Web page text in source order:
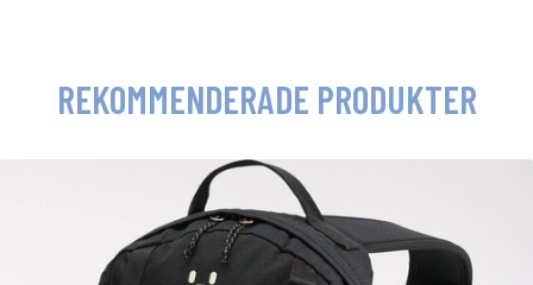
REKOMMENDERADE PRODUKTER